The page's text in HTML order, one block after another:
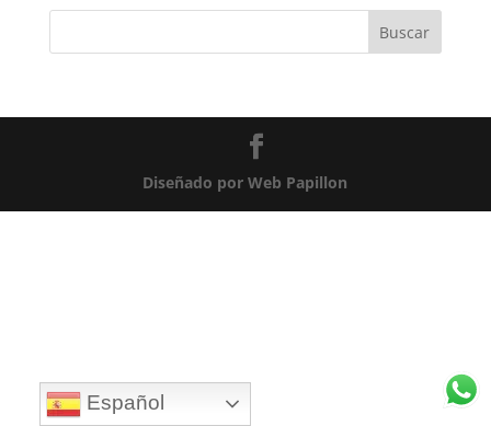
Diseñado por Web Papillon
Español